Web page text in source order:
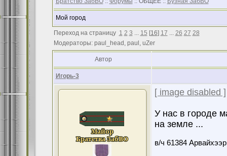
Мой город
Переход на страницу 1 2 3 ... 15 [16] 17 ... 26 27 28
Модераторы: paul_head, paul, uZer
Автор
Игорь-3
[ image disabled ]
У нас в городе
на земле ...
в/ч 61384